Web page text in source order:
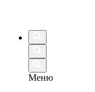
Меню